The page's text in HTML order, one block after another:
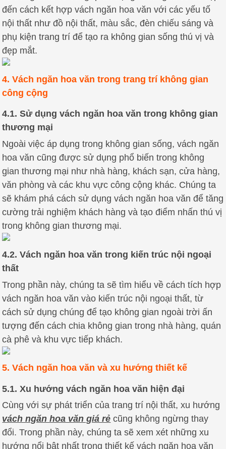
đến cách kết hợp vách ngăn hoa văn với các yếu tố
nội thất như đồ nội thất, màu sắc, đèn chiếu sáng và
phụ kiện trang trí để tạo ra không gian sống thú vị và
đẹp mắt.
4. Vách ngăn hoa văn trong trang trí không gian
công cộng
4.1. Sử dụng vách ngăn hoa văn trong không gian
thương mại
Ngoài việc áp dụng trong không gian sống, vách ngăn
hoa văn cũng được sử dụng phổ biến trong không
gian thương mại như nhà hàng, khách sạn, cửa hàng,
văn phòng và các khu vực công cộng khác. Chúng ta
sẽ khám phá cách sử dụng vách ngăn hoa văn để tăng
cường trải nghiệm khách hàng và tạo điểm nhấn thú vị
trong không gian thương mại.
4.2. Vách ngăn hoa văn trong kiến trúc nội ngoại
thất
Trong phần này, chúng ta sẽ tìm hiểu về cách tích hợp
vách ngăn hoa văn vào kiến trúc nội ngoại thất, từ
cách sử dụng chúng để tạo không gian ngoài trời ấn
tượng đến cách chia không gian trong nhà hàng, quán
cà phê và khu vực tiếp khách.
5. Vách ngăn hoa văn và xu hướng thiết kế
5.1. Xu hướng vách ngăn hoa văn hiện đại
Cùng với sự phát triển của trang trí nội thất, xu hướng
vách ngăn hoa văn giá rẻ cũng không ngừng thay
đổi. Trong phần này, chúng ta sẽ xem xét những xu
hướng nổi bật nhất trong thiết kế vách ngăn hoa văn